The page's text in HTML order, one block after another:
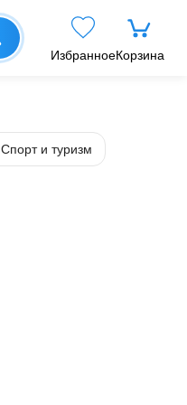
ИзбранноеКорзина
Спорт и туризм